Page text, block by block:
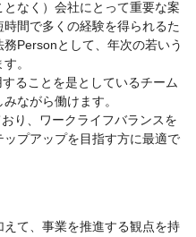
なく）会社にとって重要な案
間で多くの経験を得られるた
Personとして、年次の若いう
。
ることを是としているチーム
ながら働けます。
り、ワークライフバランスを
プアップを目指す方に最適で
えて、事業を推進する観点を持